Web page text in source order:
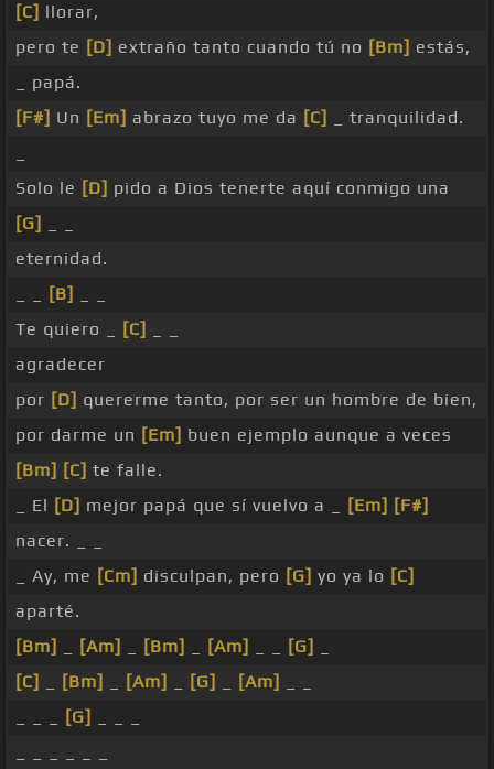
[C] llorar,
pero te [D] extraño tanto cuando tú no [Bm] estás,
_ papá.
[F#] Un [Em] abrazo tuyo me da [C]
_ tranquilidad.
Solo le [D] pido a Dios tenerte aquí conmigo una
[G]
eternidad.
[B]
Te quiero _
[C]
agradecer
por [D] quererme tanto, por ser un hombre de bien,
por darme un [Em] buen ejemplo aunque a veces
[Bm] [C] te falle.
_ El [D] mejor papá que sí vuelvo a _ [Em] [F#]
nacer. _ _
_ Ay, me [Cm] disculpan, pero [G] yo ya lo [C]
aparté.
[Bm]
[Am] [Bm] [Am] [G]
[C]
[Bm] [Am] [G] [Am]
[G]